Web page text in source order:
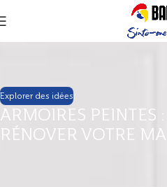
Explorer des idées
ARMOIRES PEINTES
RÉNOVER VOTRE